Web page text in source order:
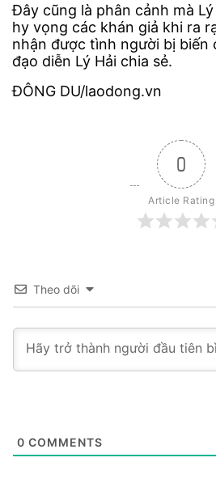
Đây cũng là phân cảnh mà
hy vọng các khán giả khi ra
nhận được tình người bị biến
đạo diễn Lý Hải chia sẻ.
ĐÔNG DU/laodong.vn
0
Article Rating
Theo dõi
0 COMMENTS